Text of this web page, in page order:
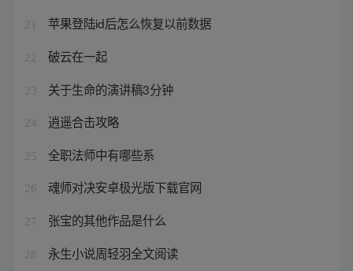
21 苹果登陆id后怎么恢复以前数据
22 破云在一起
23 关于生命的演讲稿3分钟
24 逍遥合击攻略
25 全职法师中有哪些系
26 魂师对决安卓极光版下载官网
27 张宝的其他作品是什么
28 永生小说周轻羽全文阅读